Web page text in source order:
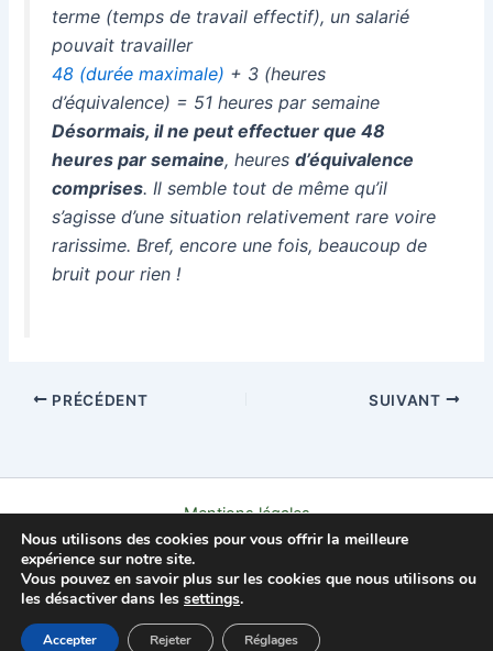
terme (temps de travail effectif), un salarié
pouvait travailler
48 (durée maximale) + 3 (heures
d’équivalence) = 51 heures par semaine
Désormais, il ne peut effectuer que 48
heures par semaine, heuresd’équivalence
comprises. Il semble tout de même qu’il
s’agisse d’une situation relativement rare voire
rarissime. Bref, encore une fois, beaucoup de
bruit pour rien !
PRÉCÉDENT SUIVANT
Mentions légales
Politique de confidentialité
À propos
Copyright © 2026 L'AFFLEC
Nous utilisons des cookies pour vous offrir la meilleure
expérience sur notre site.
Vous pouvez en savoir plus sur les cookies que nous utilisons ou
les désactiver dans les settings.
Accepter Rejeter Réglages